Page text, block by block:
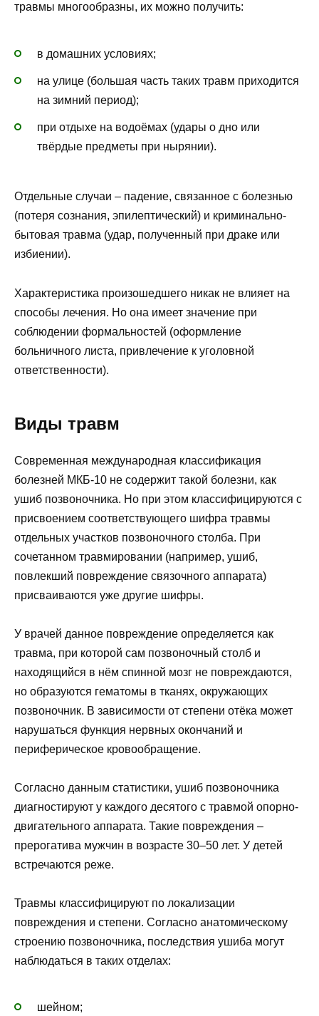
травмы многообразны, их можно получить:
в домашних условиях;
на улице (большая часть таких травм приходится
на зимний период);
при отдыхе на водоёмах (удары о дно или
твёрдые предметы при нырянии).
Отдельные случаи – падение, связанное с болезнью
(потеря сознания, эпилептический) и криминально-
бытовая травма (удар, полученный при драке или
избиении).
Характеристика произошедшего никак не влияет на
способы лечения. Но она имеет значение при
соблюдении формальностей (оформление
больничного листа, привлечение к уголовной
ответственности).
Виды травм
Современная международная классификация
болезней МКБ-10 не содержит такой болезни, как
ушиб позвоночника. Но при этом классифицируются с
присвоением соответствующего шифра травмы
отдельных участков позвоночного столба. При
сочетанном травмировании (например, ушиб,
повлекший повреждение связочного аппарата)
присваиваются уже другие шифры.
У врачей данное повреждение определяется как
травма, при которой сам позвоночный столб и
находящийся в нём спинной мозг не повреждаются,
но образуются гематомы в тканях, окружающих
позвоночник. В зависимости от степени отёка может
нарушаться функция нервных окончаний и
периферическое кровообращение.
Согласно данным статистики, ушиб позвоночника
диагностируют у каждого десятого с травмой опорно-
двигательного аппарата. Такие повреждения –
прерогатива мужчин в возрасте 30–50 лет. У детей
встречаются реже.
Травмы классифицируют по локализации
повреждения и степени. Согласно анатомическому
строению позвоночника, последствия ушиба могут
наблюдаться в таких отделах:
шейном;